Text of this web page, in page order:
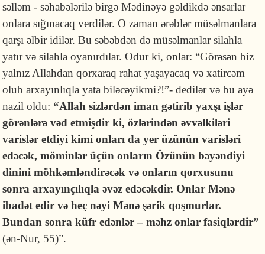
səlləm - səhabələrilə birgə Mədinəyə gəldikdə ənsarlar
onlara sığınacaq verdilər. O zaman ərəblər müsəlman­lara
qarşı əlbir idilər. Bu səbəbdən də müsəlmanlar silahla
yatır və silah­la oyanırdılar. Odur ki, onlar: “Görəsən biz
yalnız Allahdan qorxaraq rahat yaşayacaq və xatircəm
olub ar­xayınlıqla yata biləcəyikmi?!”- dedilər və bu ayə
nazil oldu: “Allah sizlərdən iman gətirib yaxşı işlər
görənlərə vəd etmişdir ki, özlərindən əvvəlkiləri
varislər etdiyi kimi onları da yer üzünün varisləri
edəcək, möminlər üçün onların Özünün bəyəndiyi
dinini möhkəmləndirəcək və onların qorxusunu
sonra arxayınçılıqla əvəz edəcəkdir. Onlar Mənə
ibadət edir və heç nəyi Mənə şərik qoşmurlar.
Bundan sonra küfr edənlər – məhz onlar fasiqlərdir”
(ən-Nur, 55)”.